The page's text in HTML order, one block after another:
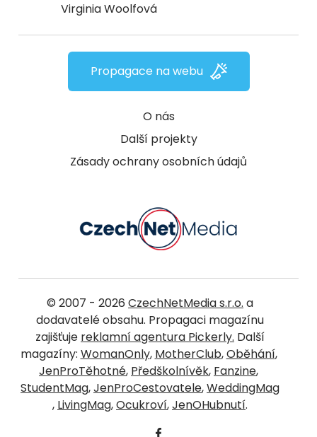
Virginia Woolfová
O nás
Další projekty
Zásady ochrany osobních údajů
Propagace na webu
© 2007 - 2026 CzechNetMedia s.r.o. a
dodavatelé obsahu. Propagaci magazínu
zajišťuje reklamní agentura Pickerly. Další
magazíny: WomanOnly, MotherClub,Oběhání,
JenProTěhotné, Předškolnívěk, Fanzine,
StudentMag,JenProCestovatele,WeddingMag
, LivingMag,Ocukroví,JenOHubnutí.